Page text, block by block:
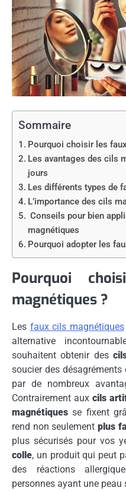
Sommaire
Pourquoi choisir les
Les avantages des cils
jours
Les différents types de
L’importance des cils
Conseils pour bien
magnétiques
Pourquoi adopter les
Pourquoi
magnétiques ?
Les faux cils magnétiques
alternative
souhaitent obtenir des
soucier des désagréments
par de nombreux
Contrairement auxcils
magnétiques se fixent
rend non seulement plus
plus sécurisés pour vos
colle, un produit qui peut
des réactions
personnes ayant une peau